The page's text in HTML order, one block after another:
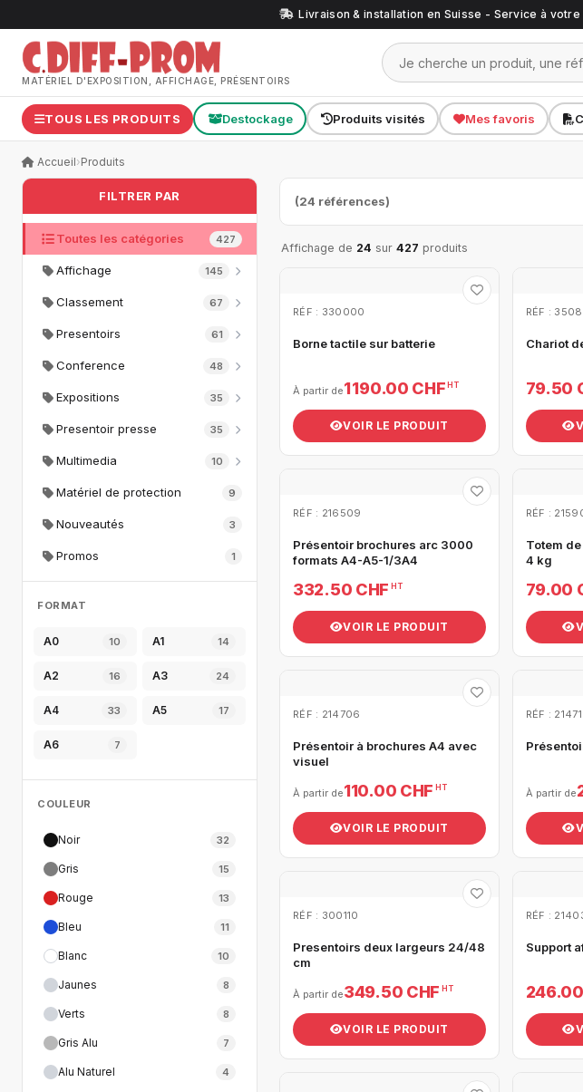
Livraison & installation en Suisse - Service à
MATÉRIEL D'EXPOSITION, AFFICHAGE, PRÉSENTOIRS
TOUS LES PRODUITS Destockage Produits visités Mes favoris
Accueil›Produits
FILTRER PAR
Toutes les catégories 427
Affichage 145
Classement 67
Presentoirs 61
Conference 48
Expositions 35
Presentoir presse 35
Multimedia 10
Matériel de protection 9
Nouveautés 3
Promos 1
FORMAT
A0 10 A1 14
A2 16 A3 24
A4 33 A5 17
A6 7
COULEUR
Noir 32
Gris 15
Rouge 13
Bleu 11
Blanc 10
Jaunes 8
Verts 8
Gris Alu 7
Alu Naturel 4
(24 références)
Affichage de 24 sur 427 produits
RÉF : 330000
Borne tactile sur batterie
À partir de1 190.00 CHF HT
VOIR LE PRODUIT
RÉF :
Chariot
79.50
RÉF : 216509
Présentoir brochures arc 3000
formats A4-A5-1/3A4
332.50 CHF HT
VOIR LE PRODUIT
RÉF :
Totem
4 kg
79.00
RÉF : 214706
Présentoir à brochures A4 avec
visuel
À partir de110.00 CHF HT
VOIR LE PRODUIT
RÉF :
À partir de
RÉF : 300110
Presentoirs deux largeurs 24/48
cm
À partir de349.50 CHF HT
VOIR LE PRODUIT
RÉF :
Support